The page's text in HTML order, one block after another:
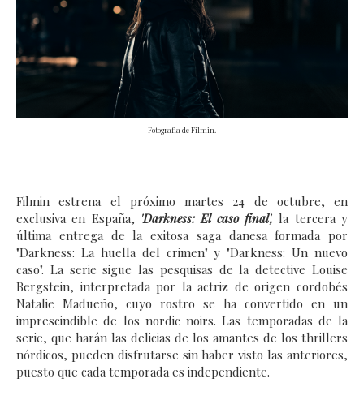
Fotografía de Filmin.
Filmin estrena el próximo martes 24 de octubre, en
exclusiva en España, 'Darkness: El caso final', la tercera y
última entrega de la exitosa saga danesa formada por
"Darkness: La huella del crimen" y "Darkness: Un nuevo
caso". La serie sigue las pesquisas de la detective Louise
Bergstein, interpretada por la actriz de origen cordobés
Natalie Madueño, cuyo rostro se ha convertido en un
imprescindible de los nordic noirs. Las temporadas de la
serie, que harán las delicias de los amantes de los thrillers
nórdicos, pueden disfrutarse sin haber visto las anteriores,
puesto que cada temporada es independiente.